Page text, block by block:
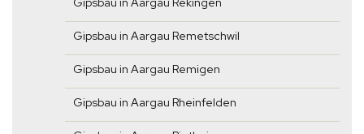
Gipsbau in Aargau Remetschwil
Gipsbau in Aargau Remigen
Gipsbau in Aargau Rheinfelden